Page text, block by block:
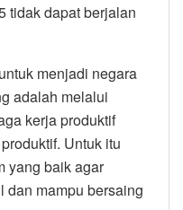
tidak dapat berjalan
menjadi negara
adalah melalui
kerja produktif
Untuk itu
yang baik agar
dan mampu bersaing